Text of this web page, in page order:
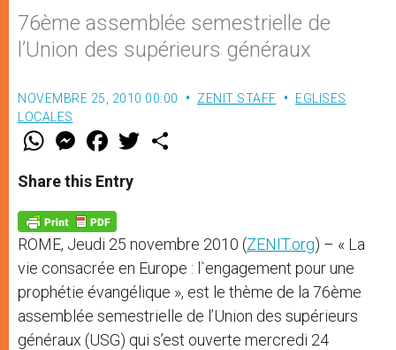
76ème assemblée semestrielle de
l’Union des supérieurs généraux
NOVEMBRE 25, 2010 00:00 ZENIT STAFF
EGLISES
LOCALES
W
t
s
p
p
M
e
s
e
g
e
r
F
a
e
b
o
k
w
Share this Entry
ROME, Jeudi 25 novembre 2010 (ZENIT.org) – « La
vie consacrée en Europe : l`engagement pour une
prophétie évangélique », est le thème de la 76ème
assemblée semestrielle de l’Union des supérieurs
généraux (USG) qui s’est ouverte mercredi 24